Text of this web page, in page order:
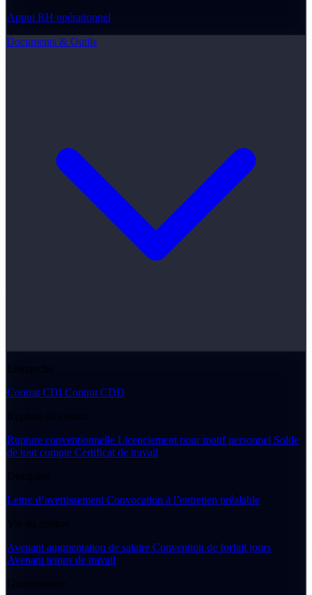
Appui RH opérationnel
Documents & Outils
Embauche
Contrat CDI Contrat CDD
Rupture du contrat
Rupture conventionnelle Licenciement pour motif personnel Solde
de tout compte Certificat de travail
Discipline
Lettre d’avertissement Convocation à l’entretien préalable
Vie du contrat
Avenant augmentation de salaire Convention de forfait jours
Avenant temps de travail
Gouvernance